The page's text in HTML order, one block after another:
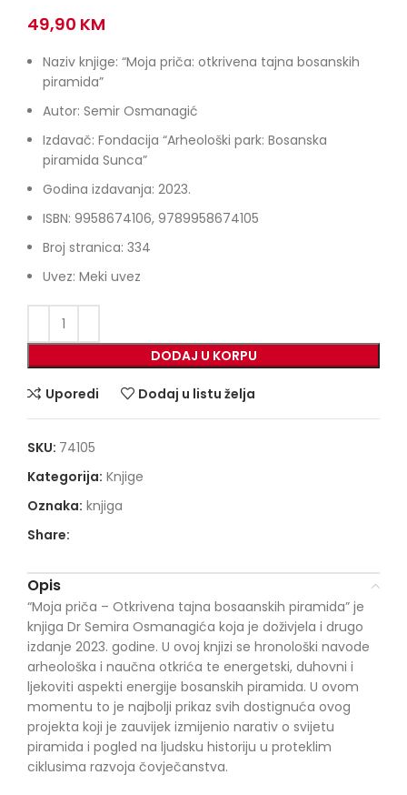
49,90 KM
Naziv knjige: “Moja priča: otkrivena tajna bosanskih
piramida”
Autor: Semir Osmanagić
Izdavač: Fondacija “Arheološki park: Bosanska
piramida Sunca”
Godina izdavanja: 2023.
ISBN: 9958674106, 9789958674105
Broj stranica: 334
Uvez: Meki uvez
DODAJ U KORPU
Uporedi Dodaj u listu želja
SKU: 74105
Kategorija: Knjige
Oznaka: knjiga
Share:
Opis
“Moja priča – Otkrivena tajna bosaanskih piramida” je
knjiga Dr Semira Osmanagića koja je doživjela i drugo
izdanje 2023. godine. U ovoj knjizi se hronološki navode
arheološka i naučna otkrića te energetski, duhovni i
ljekoviti aspekti energije bosanskih piramida. U ovom
momentu to je najbolji prikaz svih dostignuća ovog
projekta koji je zauvijek izmijenio narativ o svijetu
piramida i pogled na ljudsku historiju u proteklim
ciklusima razvoja čovječanstva.